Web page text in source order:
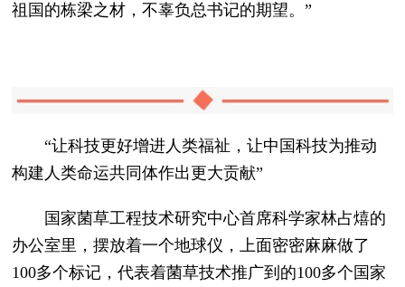
祖国的栋梁之材，不辜负总书记的期望。”
“让科技更好增进人类福祉，让中国科技为推动
构建人类命运共同体作出更大贡献”
国家菌草工程技术研究中心首席科学家林占熺的
办公室里，摆放着一个地球仪，上面密密麻麻做了
100多个标记，代表着菌草技术推广到的100多个国家